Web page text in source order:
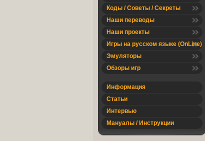
Коды / Советы / Секреты
Наши переводы
Наши проекты
Игры на русском языке (OnLine)
Эмуляторы
Обзоры игр
Информация
Статьи
Интервью
Мануалы / Инструкции